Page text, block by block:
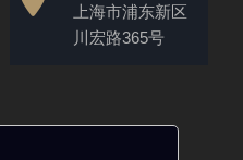
上海市浦东新区
川宏路365号